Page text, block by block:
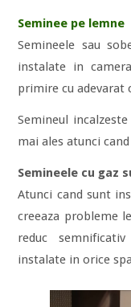
Seminee pe lemne
Semineele sau
instalate in
primire cu adevarat
Semineul
mai ales atunci
Semineele cu gaz
Atunci cand sunt
creeaza probleme
reduc
instalate in orice